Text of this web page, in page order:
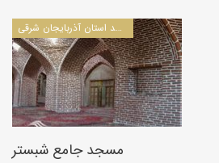
مساجد استان آذربايجان شرقی
مسجد جامع شبستر